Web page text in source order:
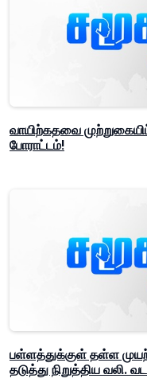
வாயிற்கதவை
போராட்டம்!
பள்ளத்துக்குள் தள்ள
தடுத்து நிறுத்திய வலி.